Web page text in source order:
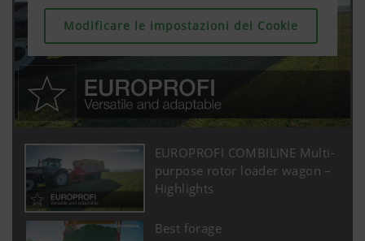
Modificare le impostazioni dei Cookie
Modificare le impostazioni dei Cookie
Modificare le impostazioni dei Cookie
EUROPROFI COMBILINE Multi-
purpose rotor loader wagon –
Highlights
Best forage